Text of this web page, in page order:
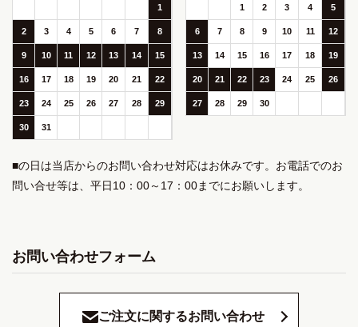
1
2 3 4 5 6 7 8
9 10 11 12 13 14 15
16 17 18 19 20 21 22
23 24 25 26 27 28 29
30 31
1 2 3 4 5
6 7 8 9 10 11 12
13 14 15 16 17 18 19
20 21 22 23 24 25 26
27 28 29 30
■の日は当店からのお問い合わせ対応はお休みです。お電話でのお
問い合せ等は、平日10：00～17：00までにお願いします。
お問い合わせフォーム
ご注文に関するお問い合わせ